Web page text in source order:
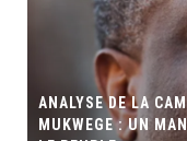
ANALYSE DE LA
MUKWEGE : UN